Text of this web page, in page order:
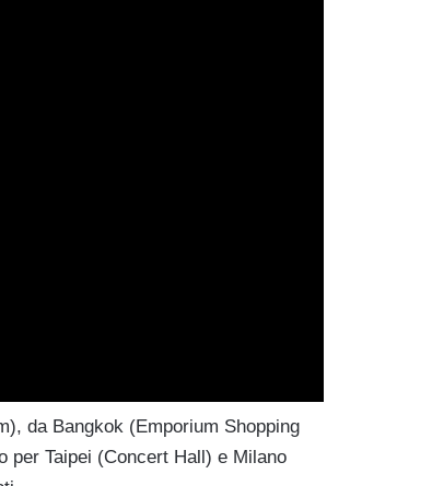
da Bangkok (Emporium Shopping
per Taipei (Concert Hall) e Milano